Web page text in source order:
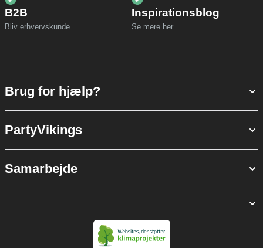
B2B
Bliv erhvervskunde
Inspirationsblog
Se mere her
Brug for hjælp?
PartyVikings
Samarbejde